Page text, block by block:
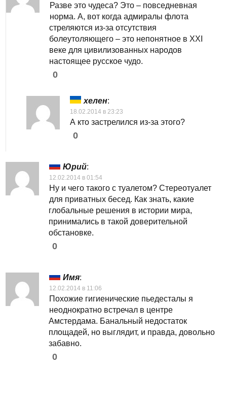
Разве это чудеса? Это – повседневная
норма. А, вот когда адмиралы флота
стреляются из-за отсутствия
болеутоляющего – это непонятное в XXI
веке для цивилизованных народов
настоящее русское чудо.
0
хелен:
18.02.2014 в 23:23
А кто застрелился из-за этого?
0
Юрий:
12.02.2014 в 01:54
Ну и чего такого с туалетом? Стереотуалет
для приватных бесед. Как знать, какие
глобальные решения в истории мира,
принимались в такой доверительной
обстановке.
0
Имя:
12.02.2014 в 11:06
Похожие гигиенические пьедесталы я
неоднократно встречал в центре
Амстердама. Банальный недостаток
площадей, но выглядит, и правда, довольно
забавно.
0